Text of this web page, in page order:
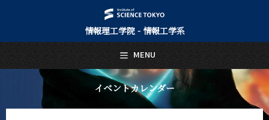
情報理工学院 - 情報工学系
イベントカレンダー
MENU
日本語 English
トップページ
Top Page
情報工学系について
About Us